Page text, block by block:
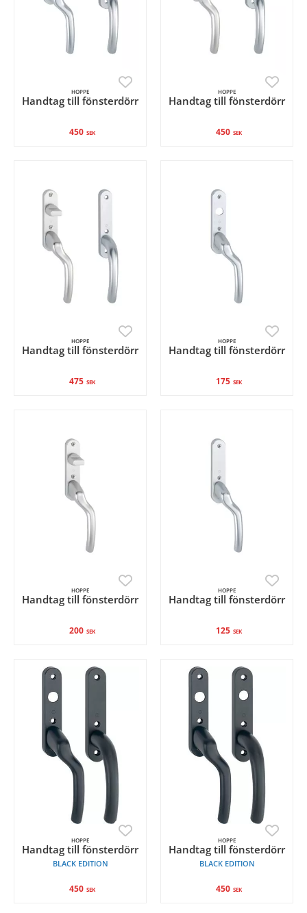
HOPPE
Handtag till fönsterdörr
450 SEK
HOPPE
Handtag till fönsterdörr
450 SEK
HOPPE
Handtag till fönsterdörr
475 SEK
HOPPE
Handtag till fönsterdörr
175 SEK
HOPPE
Handtag till fönsterdörr
200 SEK
HOPPE
Handtag till fönsterdörr
125 SEK
HOPPE
Handtag till fönsterdörr
BLACK EDITION
450 SEK
HOPPE
Handtag till fönsterdörr
BLACK EDITION
450 SEK